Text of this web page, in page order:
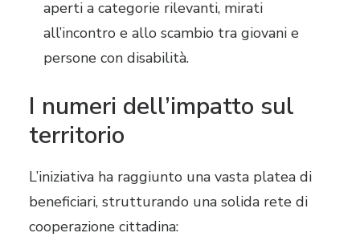
aperti a categorie rilevanti, mirati
all’incontro e allo scambio tra giovani e
persone con disabilità.
I numeri dell’impatto sul
territorio
L’iniziativa ha raggiunto una vasta platea di
beneficiari, strutturando una solida rete di
cooperazione cittadina: